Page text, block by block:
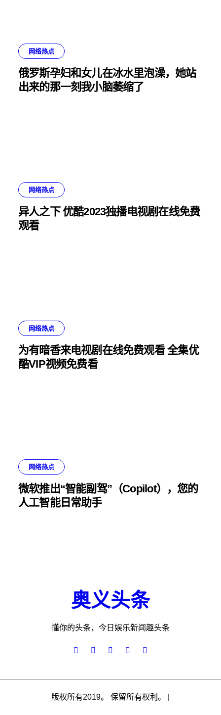
网络热点
俄罗斯孕妇和女儿在冰水里泡澡，她站
出来的那一刻我小脑萎缩了
网络热点
异人之下 优酷2023独播电视剧在线免费
观看
网络热点
为有暗香来电视剧在线免费观看 全集优
酷VIP视频免费看
网络热点
微软推出“智能副驾”（Copilot），您的
人工智能日常助手
奥义头条
懂你的头条，今日娱乐新闻趣头条
版权所有2019。 保留所有权利。